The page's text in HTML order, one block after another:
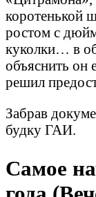
коротенькой
ростом с
куколки… в
объяснить он
решил
Забрав
будку ГАИ.
Самое